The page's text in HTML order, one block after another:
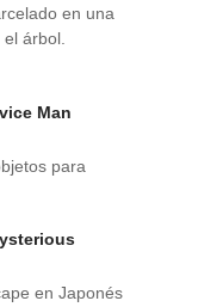
en una
árbol.
Man
para
en Japonés